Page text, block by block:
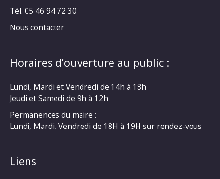
Tél. 05 46 94 72 30
Nous contacter
Horaires d’ouverture au public :
Lundi, Mardi et Vendredi de 14h à 18h
Jeudi et Samedi de 9h à 12h
Permanences du maire :
Lundi, Mardi, Vendredi de 18H à 19H sur rendez-vous
Liens